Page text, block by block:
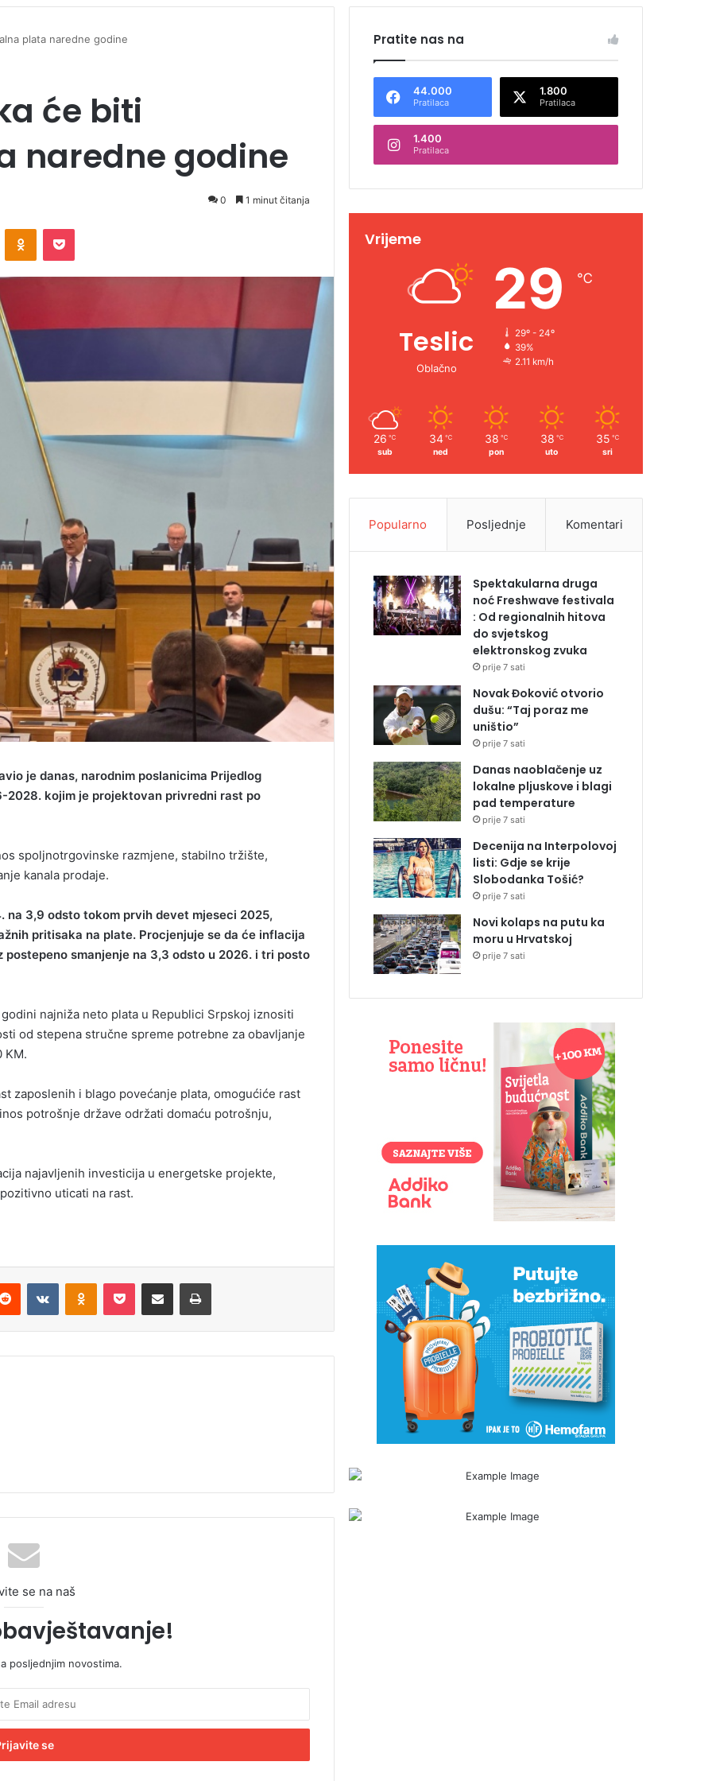
plata naredne godine
će biti
naredne godine
0 1 minut čitanja
je danas, narodnim poslanicima Prijedlog
2028. kojim je projektovan privredni rast po
spoljnotrgovinske razmjene, stabilno tržište,
kanala prodaje.
na 3,9 odsto tokom prvih devet mjeseci 2025,
pritisaka na plate. Procjenjuje se da će inflacija
smanjenje na 3,3 odsto u 2026. i tri posto
najniža neto plata u Republici Srpskoj iznositi
od stepena stručne spreme potrebne za obavljanje
KM.
zaposlenih i blago povećanje plata, omogućiće rast
potrošnje države održati domaću potrošnju,
najavljenih investicija u energetske projekte,
uticati na rast.
se na naš
posljednjim novostima.
Pratite nas na
44.000
Pratilaca
1.800
Pratilaca
1.400
Pratilaca
Vrijeme
Teslic
Oblačno
29 ℃
29º - 24º
39%
2.11 km/h
26 ℃
sub
34 ℃
ned
38 ℃
pon
38 ℃
uto
35 ℃
sri
Popularno Posljednje Komentari
Spektakularna druga
noć Freshwave festivala
: Od regionalnih hitova
do svjetskog
elektronskog zvuka
prije 7 sati
Novak Đoković otvorio
dušu: “Taj poraz me
uništio”
prije 7 sati
Danas naoblačenje uz
lokalne pljuskove i blagi
pad temperature
prije 7 sati
Decenija na Interpolovoj
listi: Gdje se krije
Slobodanka Tošić?
prije 7 sati
Novi kolaps na putu ka
moru u Hrvatskoj
prije 7 sati